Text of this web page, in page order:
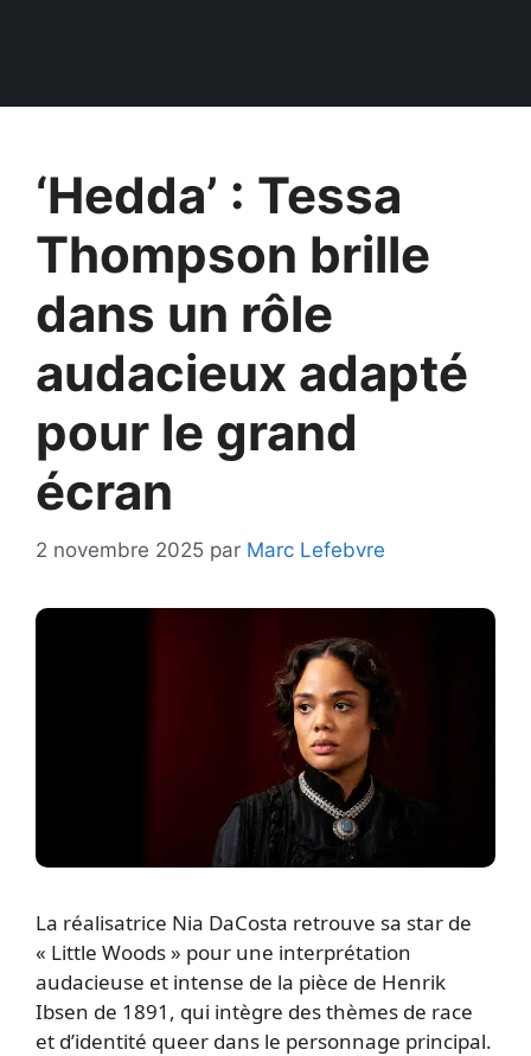
‘Hedda’ : Tessa
Thompson brille
dans un rôle
audacieux adapté
pour le grand
écran
2 novembre 2025 par Marc Lefebvre
La réalisatrice Nia DaCosta retrouve sa star de
« Little Woods » pour une interprétation
audacieuse et intense de la pièce de Henrik
Ibsen de 1891, qui intègre des thèmes de race
et d’identité queer dans le personnage principal.